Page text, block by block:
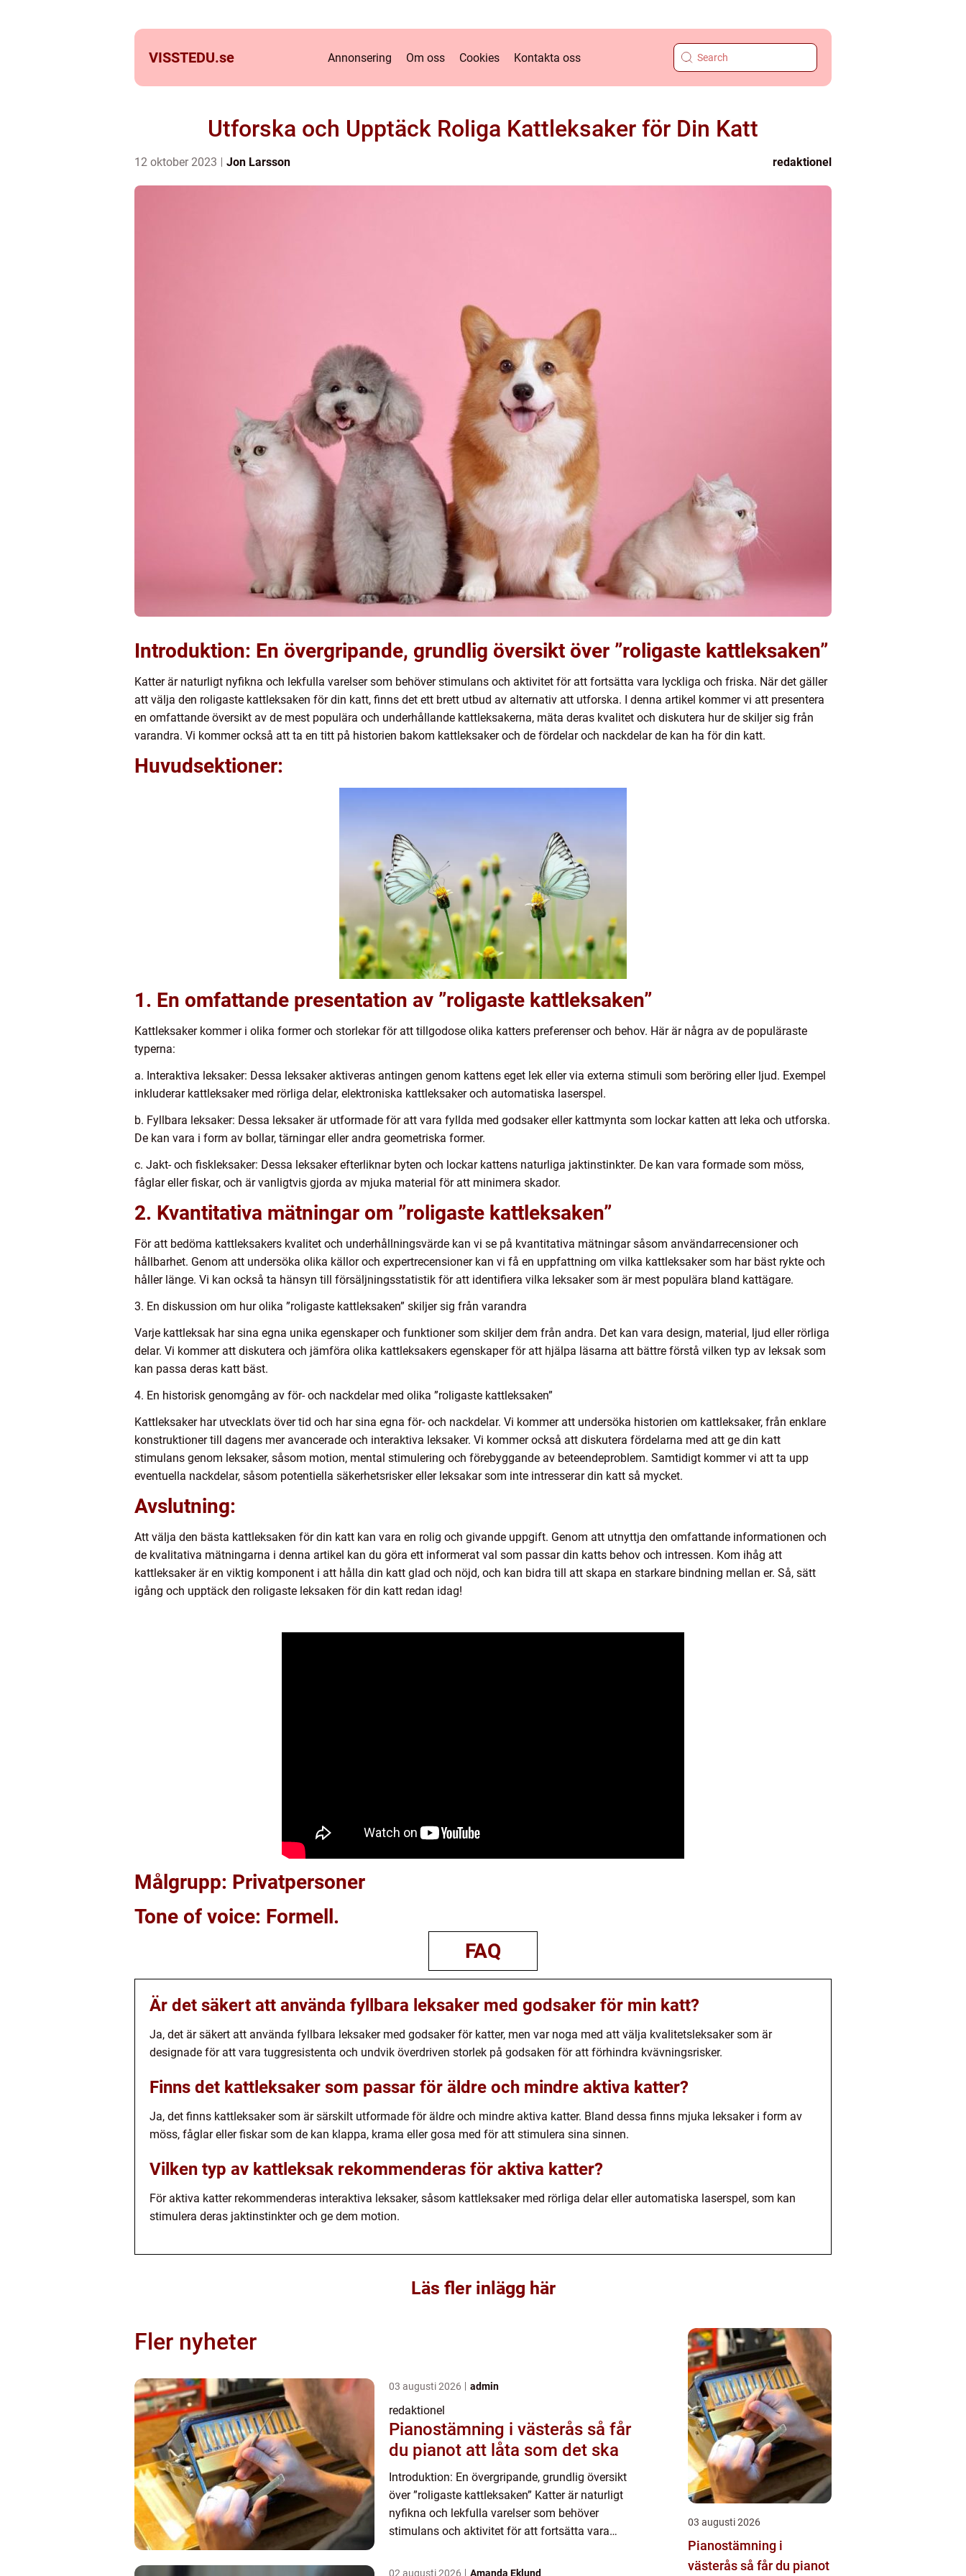
VISSTEDU.se Annonsering Om oss Cookies Kontakta oss
Utforska och Upptäck Roliga Kattleksaker för Din Katt
12 oktober 2023 Jon Larsson redaktionel
Introduktion: En övergripande, grundlig översikt över ”roligaste kattleksaken”
Katter är naturligt nyfikna och lekfulla varelser som behöver stimulans och aktivitet för att fortsätta vara lyckliga och friska. När det gäller
att välja den roligaste kattleksaken för din katt, finns det ett brett utbud av alternativ att utforska. I denna artikel kommer vi att presentera
en omfattande översikt av de mest populära och underhållande kattleksakerna, mäta deras kvalitet och diskutera hur de skiljer sig från
varandra. Vi kommer också att ta en titt på historien bakom kattleksaker och de fördelar och nackdelar de kan ha för din katt.
Huvudsektioner:
1. En omfattande presentation av ”roligaste kattleksaken”
Kattleksaker kommer i olika former och storlekar för att tillgodose olika katters preferenser och behov. Här är några av de populäraste
typerna:
a. Interaktiva leksaker: Dessa leksaker aktiveras antingen genom kattens eget lek eller via externa stimuli som beröring eller ljud. Exempel
inkluderar kattleksaker med rörliga delar, elektroniska kattleksaker och automatiska laserspel.
b. Fyllbara leksaker: Dessa leksaker är utformade för att vara fyllda med godsaker eller kattmynta som lockar katten att leka och utforska.
De kan vara i form av bollar, tärningar eller andra geometriska former.
c. Jakt- och fiskleksaker: Dessa leksaker efterliknar byten och lockar kattens naturliga jaktinstinkter. De kan vara formade som möss,
fåglar eller fiskar, och är vanligtvis gjorda av mjuka material för att minimera skador.
2. Kvantitativa mätningar om ”roligaste kattleksaken”
För att bedöma kattleksakers kvalitet och underhållningsvärde kan vi se på kvantitativa mätningar såsom användarrecensioner och
hållbarhet. Genom att undersöka olika källor och expertrecensioner kan vi få en uppfattning om vilka kattleksaker som har bäst rykte och
håller länge. Vi kan också ta hänsyn till försäljningsstatistik för att identifiera vilka leksaker som är mest populära bland kattägare.
3. En diskussion om hur olika ”roligaste kattleksaken” skiljer sig från varandra
Varje kattleksak har sina egna unika egenskaper och funktioner som skiljer dem från andra. Det kan vara design, material, ljud eller rörliga
delar. Vi kommer att diskutera och jämföra olika kattleksakers egenskaper för att hjälpa läsarna att bättre förstå vilken typ av leksak som
kan passa deras katt bäst.
4. En historisk genomgång av för- och nackdelar med olika ”roligaste kattleksaken”
Kattleksaker har utvecklats över tid och har sina egna för- och nackdelar. Vi kommer att undersöka historien om kattleksaker, från enklare
konstruktioner till dagens mer avancerade och interaktiva leksaker. Vi kommer också att diskutera fördelarna med att ge din katt
stimulans genom leksaker, såsom motion, mental stimulering och förebyggande av beteendeproblem. Samtidigt kommer vi att ta upp
eventuella nackdelar, såsom potentiella säkerhetsrisker eller leksakar som inte intresserar din katt så mycket.
Avslutning:
Att välja den bästa kattleksaken för din katt kan vara en rolig och givande uppgift. Genom att utnyttja den omfattande informationen och
de kvalitativa mätningarna i denna artikel kan du göra ett informerat val som passar din katts behov och intressen. Kom ihåg att
kattleksaker är en viktig komponent i att hålla din katt glad och nöjd, och kan bidra till att skapa en starkare bindning mellan er. Så, sätt
igång och upptäck den roligaste leksaken för din katt redan idag!
Målgrupp: Privatpersoner
Tone of voice: Formell.
FAQ
Är det säkert att använda fyllbara leksaker med godsaker för min katt?
Ja, det är säkert att använda fyllbara leksaker med godsaker för katter, men var noga med att välja kvalitetsleksaker som är
designade för att vara tuggresistenta och undvik överdriven storlek på godsaken för att förhindra kvävningsrisker.
Finns det kattleksaker som passar för äldre och mindre aktiva katter?
Ja, det finns kattleksaker som är särskilt utformade för äldre och mindre aktiva katter. Bland dessa finns mjuka leksaker i form av
möss, fåglar eller fiskar som de kan klappa, krama eller gosa med för att stimulera sina sinnen.
Vilken typ av kattleksak rekommenderas för aktiva katter?
För aktiva katter rekommenderas interaktiva leksaker, såsom kattleksaker med rörliga delar eller automatiska laserspel, som kan
stimulera deras jaktinstinkter och ge dem motion.
Läs fler inlägg här
Fler nyheter
03 augusti 2026 admin
redaktionel
Pianostämning i västerås så får
du pianot att låta som det ska
Introduktion: En övergripande, grundlig översikt
över ”roligaste kattleksaken” Katter är naturligt
nyfikna och lekfulla varelser som behöver
stimulans och aktivitet för att fortsätta vara
02 augusti 2026 Amanda Eklund
03 augusti 2026
Pianostämning i
västerås så får du pianot